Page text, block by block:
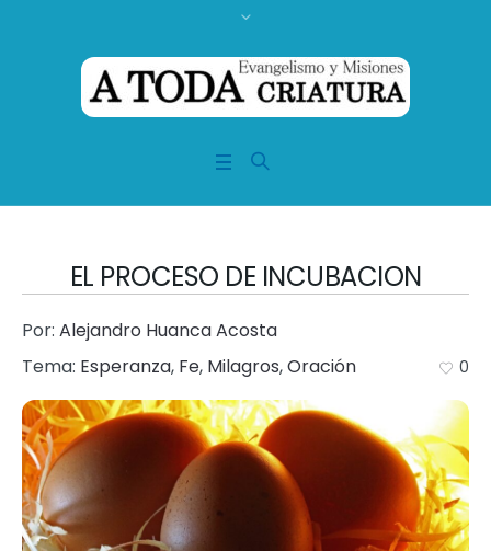
EL PROCESO DE INCUBACION
Por: Alejandro Huanca Acosta
Tema: Esperanza, Fe, Milagros,Oración 0